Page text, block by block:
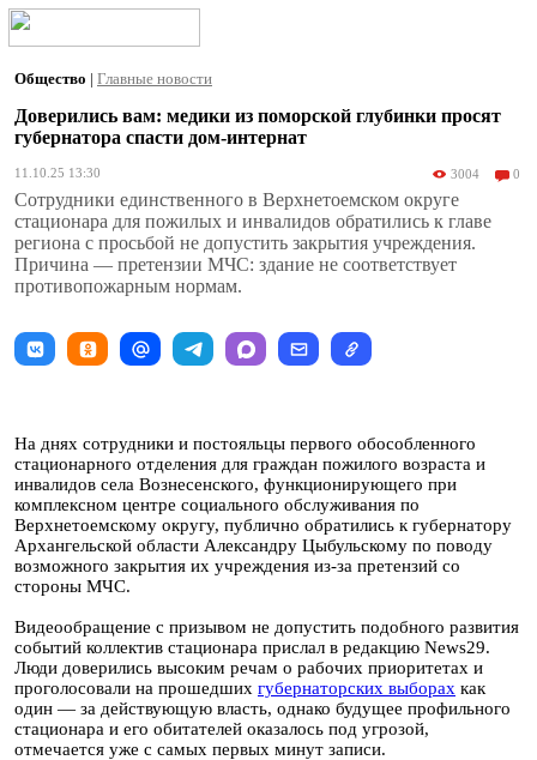
Общество | Главные новости
Доверились вам: медики из поморской глубинки просят
губернатора спасти дом-интернат
11.10.25 13:30 3004 0
Сотрудники единственного в Верхнетоемском округе
стационара для пожилых и инвалидов обратились к главе
региона с просьбой не допустить закрытия учреждения.
Причина — претензии МЧС: здание не соответствует
противопожарным нормам.
На днях сотрудники и постояльцы первого обособленного
стационарного отделения для граждан пожилого возраста и
инвалидов села Вознесенского, функционирующего при
комплексном центре социального обслуживания по
Верхнетоемскому округу, публично обратились к губернатору
Архангельской области Александру Цыбульскому по поводу
возможного закрытия их учреждения из-за претензий со
стороны МЧС.
Видеообращение с призывом не допустить подобного развития
событий коллектив стационара прислал в редакцию News29.
Люди доверились высоким речам о рабочих приоритетах и
проголосовали на прошедших губернаторских выборах как
один — за действующую власть, однако будущее профильного
стационара и его обитателей оказалось под угрозой,
отмечается уже с самых первых минут записи.